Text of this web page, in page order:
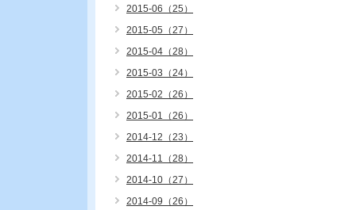
2015-06（25）
2015-05（27）
2015-04（28）
2015-03（24）
2015-02（26）
2015-01（26）
2014-12（23）
2014-11（28）
2014-10（27）
2014-09（26）